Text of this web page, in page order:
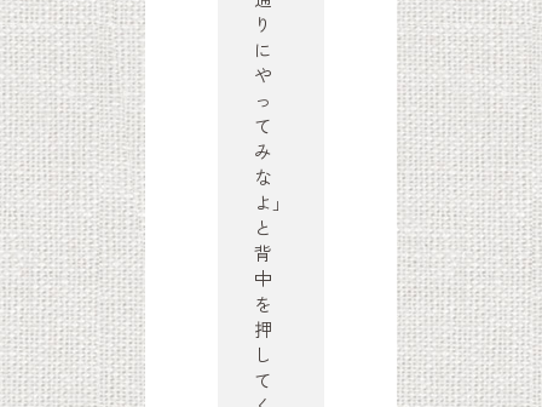
り
に
や
っ
て
み
な
よ」
と
背
中
を
押
し
て